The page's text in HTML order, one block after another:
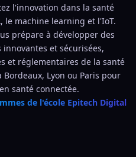
l'innovation dans la santé
le machine learning et l'IoT.
prépare à développer des
et sécurisées,
et réglementaires de la santé
Lyon ou Paris pour
santé connectée.
de l'école Epitech Digital